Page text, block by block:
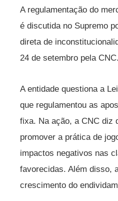
A regulamentação do
é discutida no Supremo
direta de
24 de setembro pela CNC.
A entidade questiona a
que regulamentou as
fixa. Na ação, a CNC diz
promover a prática de
impactos negativos nas
favorecidas. Além disso,
crescimento do